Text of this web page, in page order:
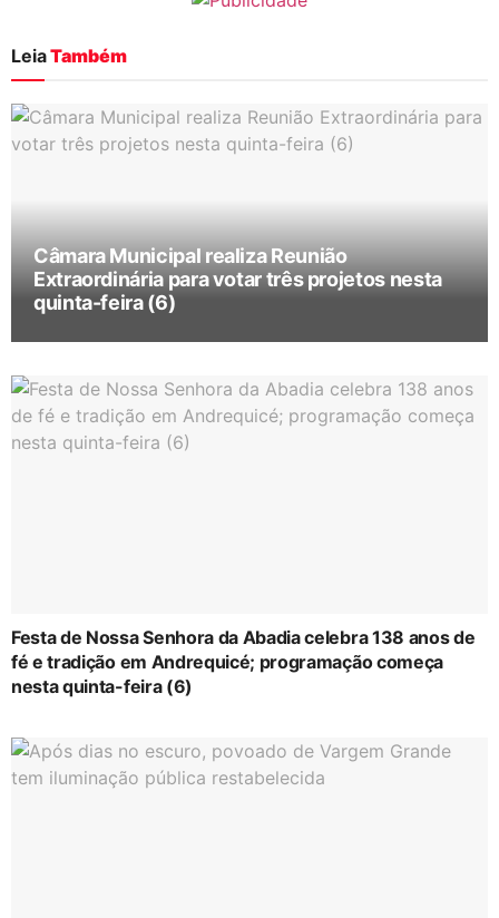
LeiaTambém
Câmara Municipal realiza Reunião
Extraordinária para votar três projetos nesta
quinta-feira (6)
Festa de Nossa Senhora da Abadia celebra 138 anos de
fé e tradição em Andrequicé; programação começa
nesta quinta-feira (6)